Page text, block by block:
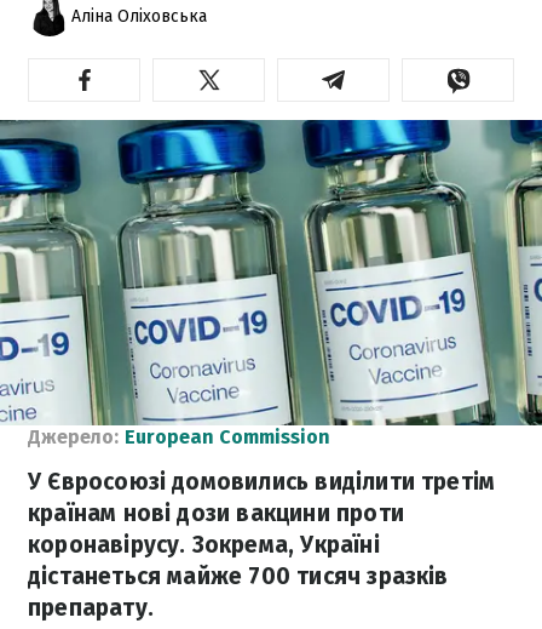
Аліна Оліховська
Джерело: European Commission
У Євросоюзі домовились виділити третім
країнам нові дози вакцини проти
коронавірусу. Зокрема, Україні
дістанеться майже 700 тисяч зразків
препарату.